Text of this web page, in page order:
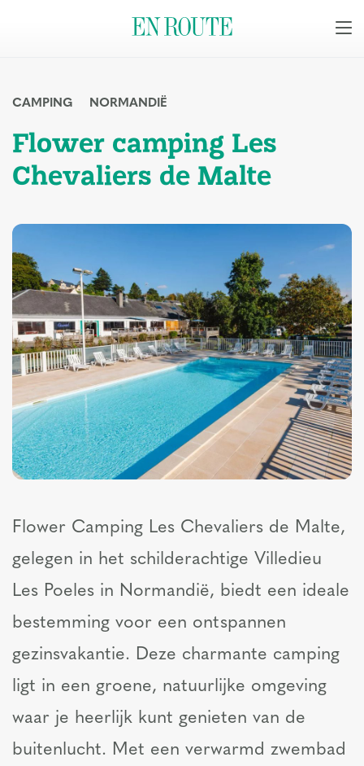
CAMPING NORMANDIË
Flower camping Les
Chevaliers de Malte
Flower Camping Les Chevaliers de Malte,
gelegen in het schilderachtige Villedieu
Les Poeles in Normandië, biedt een ideale
bestemming voor een ontspannen
gezinsvakantie. Deze charmante camping
ligt in een groene, natuurlijke omgeving
waar je heerlijk kunt genieten van de
buitenlucht. Met een verwarmd zwembad